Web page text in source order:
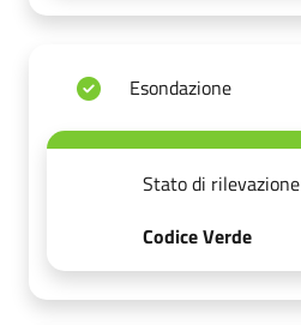
Esondazione
Stato di rilevazione
Codice Verde